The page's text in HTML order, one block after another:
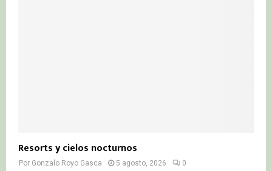
Resorts y cielos nocturnos
Por Gonzalo Royo Gasca 5 agosto, 2026 0